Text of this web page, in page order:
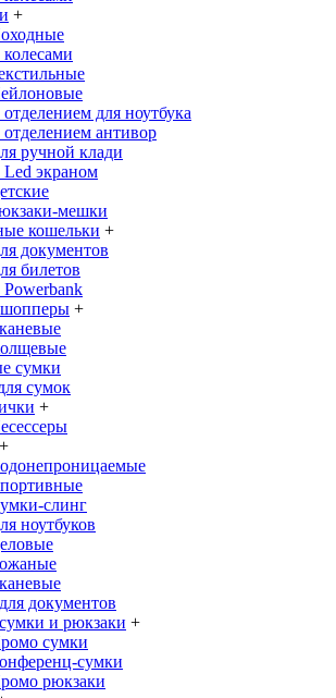
+
для ноутбука
антивор
ручной клади
экраном
мешки
кошельки +
документов
билетов
+
сумки
сумок
+
+
слинг
ноутбуков
документов
и рюкзаки +
сумки
сумки
рюкзаки